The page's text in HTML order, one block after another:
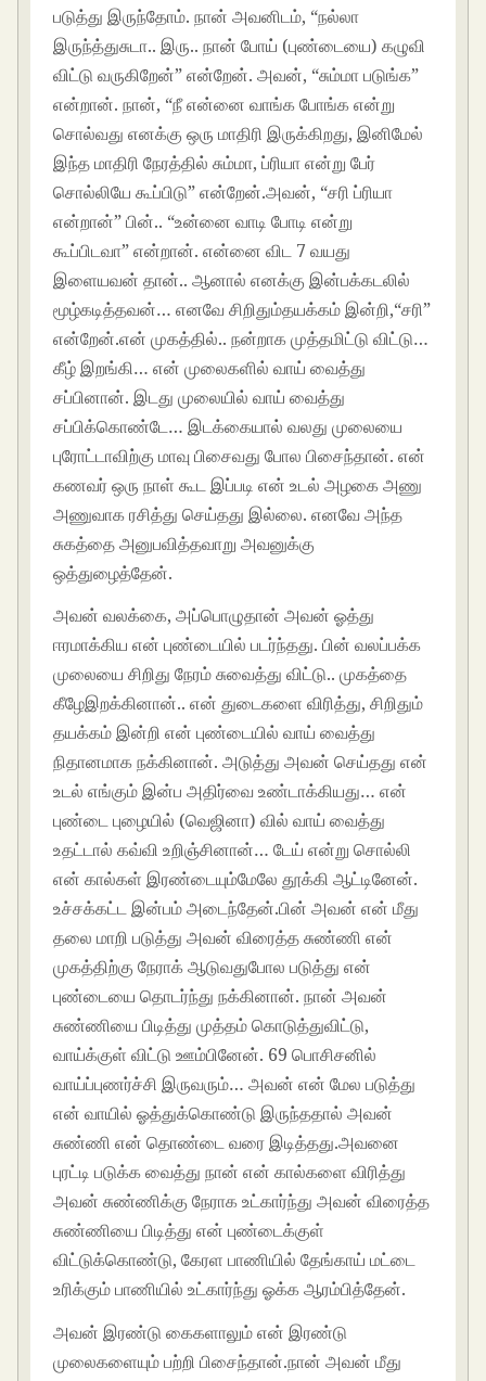
படுத்து இருந்தோம். நான் அவனிடம், “நல்லா
இருந்த்துசுடா.. இரு.. நான் போய் (புண்டையை) கழுவி
விட்டு வருகிறேன்” என்றேன். அவன், “சும்மா படுங்க”
என்றான். நான், “நீ என்னை வாங்க போங்க என்று
சொல்வது எனக்கு ஒரு மாதிரி இருக்கிறது, இனிமேல்
இந்த மாதிரி நேரத்தில் சும்மா, ப்ரியா என்று பேர்
சொல்லியே கூப்பிடு” என்றேன்.அவன், “சரி ப்ரியா
என்றான்” பின்.. “உன்னை வாடி போடி என்று
கூப்பிடவா” என்றான். என்னை விட 7 வயது
இளையவன் தான்.. ஆனால் எனக்கு இன்பக்கடலில்
மூழ்கடித்தவன்… எனவே சிறிதும்தயக்கம் இன்றி,“சரி”
என்றேன்.என் முகத்தில்.. நன்றாக முத்தமிட்டு விட்டு…
கீழ் இறங்கி… என் முலைகளில் வாய் வைத்து
சப்பினான். இடது முலையில் வாய் வைத்து
சப்பிக்கொண்டே… இடக்கையால் வலது முலையை
புரோட்டாவிற்கு மாவு பிசைவது போல பிசைந்தான். என்
கணவர் ஒரு நாள் கூட இப்படி என் உடல் அழகை அணு
அணுவாக ரசித்து செய்தது இல்லை. எனவே அந்த
சுகத்தை அனுபவித்தவாறு அவனுக்கு
ஒத்துழைத்தேன்.
அவன் வலக்கை, அப்பொழுதான் அவன் ஓத்து
ஈரமாக்கிய என் புண்டையில் படர்ந்தது. பின் வலப்பக்க
முலையை சிறிது நேரம் சுவைத்து விட்டு.. முகத்தை
கீழேஇறக்கினான்.. என் துடைகளை விரித்து, சிறிதும்
தயக்கம் இன்றி என் புண்டையில் வாய் வைத்து
நிதானமாக நக்கினான். அடுத்து அவன் செய்தது என்
உடல் எங்கும் இன்ப அதிர்வை உண்டாக்கியது… என்
புண்டை புழையில் (வெஜினா) வில் வாய் வைத்து
உதட்டால் கவ்வி உறிஞ்சினான்… டேய் என்று சொல்லி
என் கால்கள் இரண்டையும்மேலே தூக்கி ஆட்டினேன்.
உச்சக்கட்ட இன்பம் அடைந்தேன்.பின் அவன் என் மீது
தலை மாறி படுத்து அவன் விரைத்த சுண்ணி என்
முகத்திற்கு நேராக் ஆடுவதுபோல படுத்து என்
புண்டையை தொடர்ந்து நக்கினான். நான் அவன்
சுண்ணியை பிடித்து முத்தம் கொடுத்துவிட்டு,
வாய்க்குள் விட்டு ஊம்பினேன். 69 பொசிசனில்
வாய்ப்புணர்ச்சி இருவரும்… அவன் என் மேல படுத்து
என் வாயில் ஓத்துக்கொண்டு இருந்ததால் அவன்
சுண்ணி என் தொண்டை வரை இடித்தது.அவனை
புரட்டி படுக்க வைத்து நான் என் கால்களை விரித்து
அவன் சுண்ணிக்கு நேராக உட்கார்ந்து அவன் விரைத்த
சுண்ணியை பிடித்து என் புண்டைக்குள்
விட்டுக்கொண்டு, கேரள பாணியில் தேங்காய் மட்டை
உரிக்கும் பாணியில் உட்கார்ந்து ஓக்க ஆரம்பித்தேன்.
அவன் இரண்டு கைகளாலும் என் இரண்டு
முலைகளையும் பற்றி பிசைந்தான்.நான் அவன் மீது